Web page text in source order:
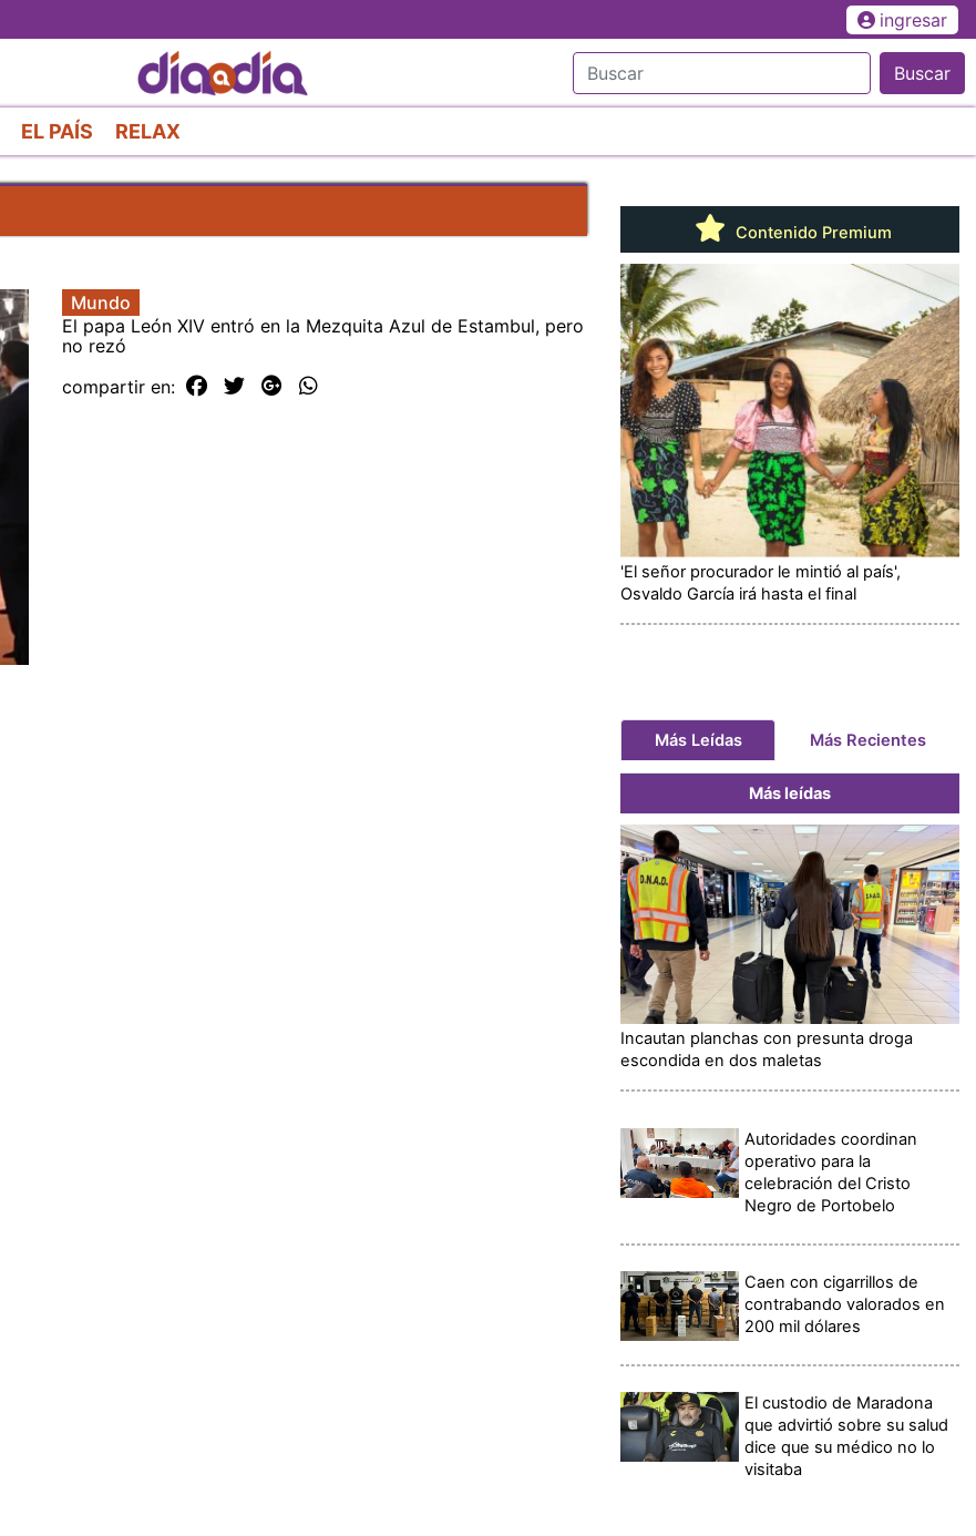
al
contenido
principal
ingresar
Buscar
EL PAÍS RELAX
Mundo
El papa León XIV entró en la Mezquita Azul de Estambul, pero
no rezó
compartir en:
Contenido Premium
'El señor procurador le mintió al país',
Osvaldo García irá hasta el final
Más Leídas Más Recientes
Más leídas
Incautan planchas con presunta droga
escondida en dos maletas
Autoridades coordinan
operativo para la
celebración del Cristo
Negro de Portobelo
Caen con cigarrillos de
contrabando valorados en
200 mil dólares
El custodio de Maradona
que advirtió sobre su salud
dice que su médico no lo
visitaba